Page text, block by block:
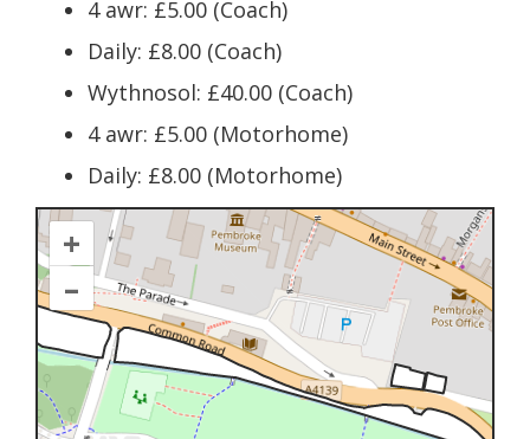
4 awr: £5.00 (Coach)
Daily: £8.00 (Coach)
Wythnosol: £40.00 (Coach)
4 awr: £5.00 (Motorhome)
Daily: £8.00 (Motorhome)
+
–